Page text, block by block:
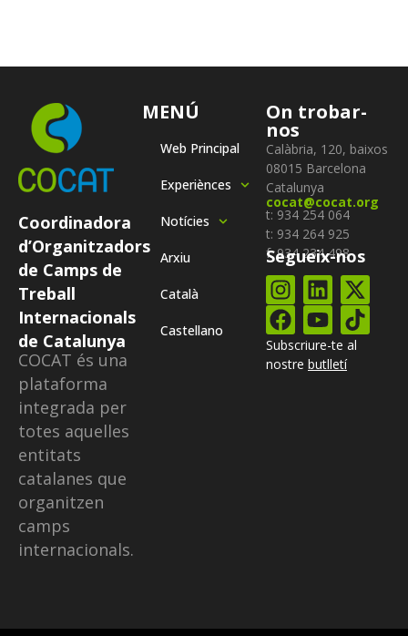
Coordinadora
d’Organitzadors
de Camps de
Treball
Internacionals
de Catalunya
COCAT és una
plataforma
integrada per
totes aquelles
entitats
catalanes que
organitzen
camps
internacionals.
MENÚ
Web Principal
Experiènces
Notícies
Arxiu
Català
Castellano
On trobar-
nos
Calàbria, 120, baixos
08015 Barcelona
Catalunya
cocat@cocat.org
t: 934 254 064
t: 934 264 925
f: 934 234 498
Segueix-nos
Subscriure-te al
nostre butlletí